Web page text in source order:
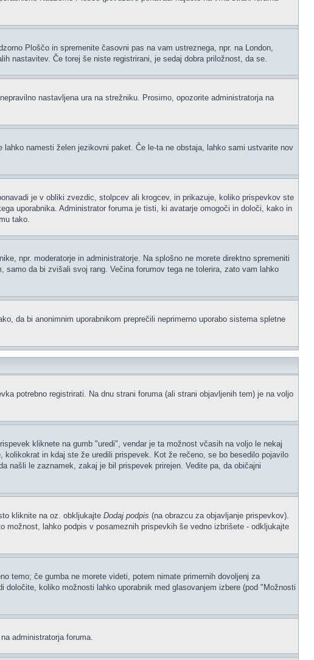
Ploščo in spremenite časovni pas na vam ustreznega, npr. na London,
nastavitev. Če torej še niste registrirani, je sedaj dobra priložnost, da se.
nastavljena ura na strežniku. Prosimo, opozorite administratorja na
namesti želen jezikovni paket. Če le-ta ne obstaja, lahko sami ustvarite nov
je v obliki zvezdic, stolpcev ali krogcev, in prikazuje, koliko prispevkov ste
uporabnika. Administrator foruma je tisti, ki avatarje omogoči in določi, kako in
tako.
npr. moderatorje in administratorje. Na splošno ne morete direktno spremeniti
da bi zvišali svoj rang. Večina forumov tega ne tolerira, zato vam lahko
da bi anonimnim uporabnikom preprečili neprimerno uporabo sistema spletne
potrebno registrirati. Na dnu strani foruma (ali strani objavljenih tem) je na voljo
kliknete na gumb "uredi", vendar je ta možnost včasih na voljo le nekaj
in kdaj ste že uredili prispevek. Kot že rečeno, se bo besedilo pojavilo
našli le zaznamek, zakaj je bil prispevek prirejen. Vedite pa, da običajni
kliknite na oz. obkljukajte Dodaj podpis (na obrazcu za objavljanje prispevkov).
lahko podpis v posameznih prispevkih še vedno izbrišete - odkljukajte
temo; če gumba ne morete videti, potem nimate primernih dovoljenj za
koliko možnosti lahko uporabnik med glasovanjem izbere (pod "Možnosti
administratorja foruma.